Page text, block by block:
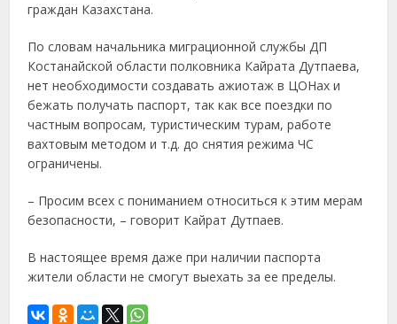
граждан Казахстана.
По словам начальника миграционной службы ДП
Костанайской области полковника Кайрата Дутпаева,
нет необходимости создавать ажиотаж в ЦОНах и
бежать получать паспорт, так как все поездки по
частным вопросам, туристическим турам, работе
вахтовым методом и т.д. до снятия режима ЧС
ограничены.
– Просим всех с пониманием относиться к этим мерам
безопасности, – говорит Кайрат Дутпаев.
В настоящее время даже при наличии паспорта
жители области не смогут выехать за ее пределы.